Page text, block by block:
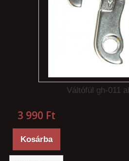
Váltófül gh-011
3 990 Ft‎
Kosárba